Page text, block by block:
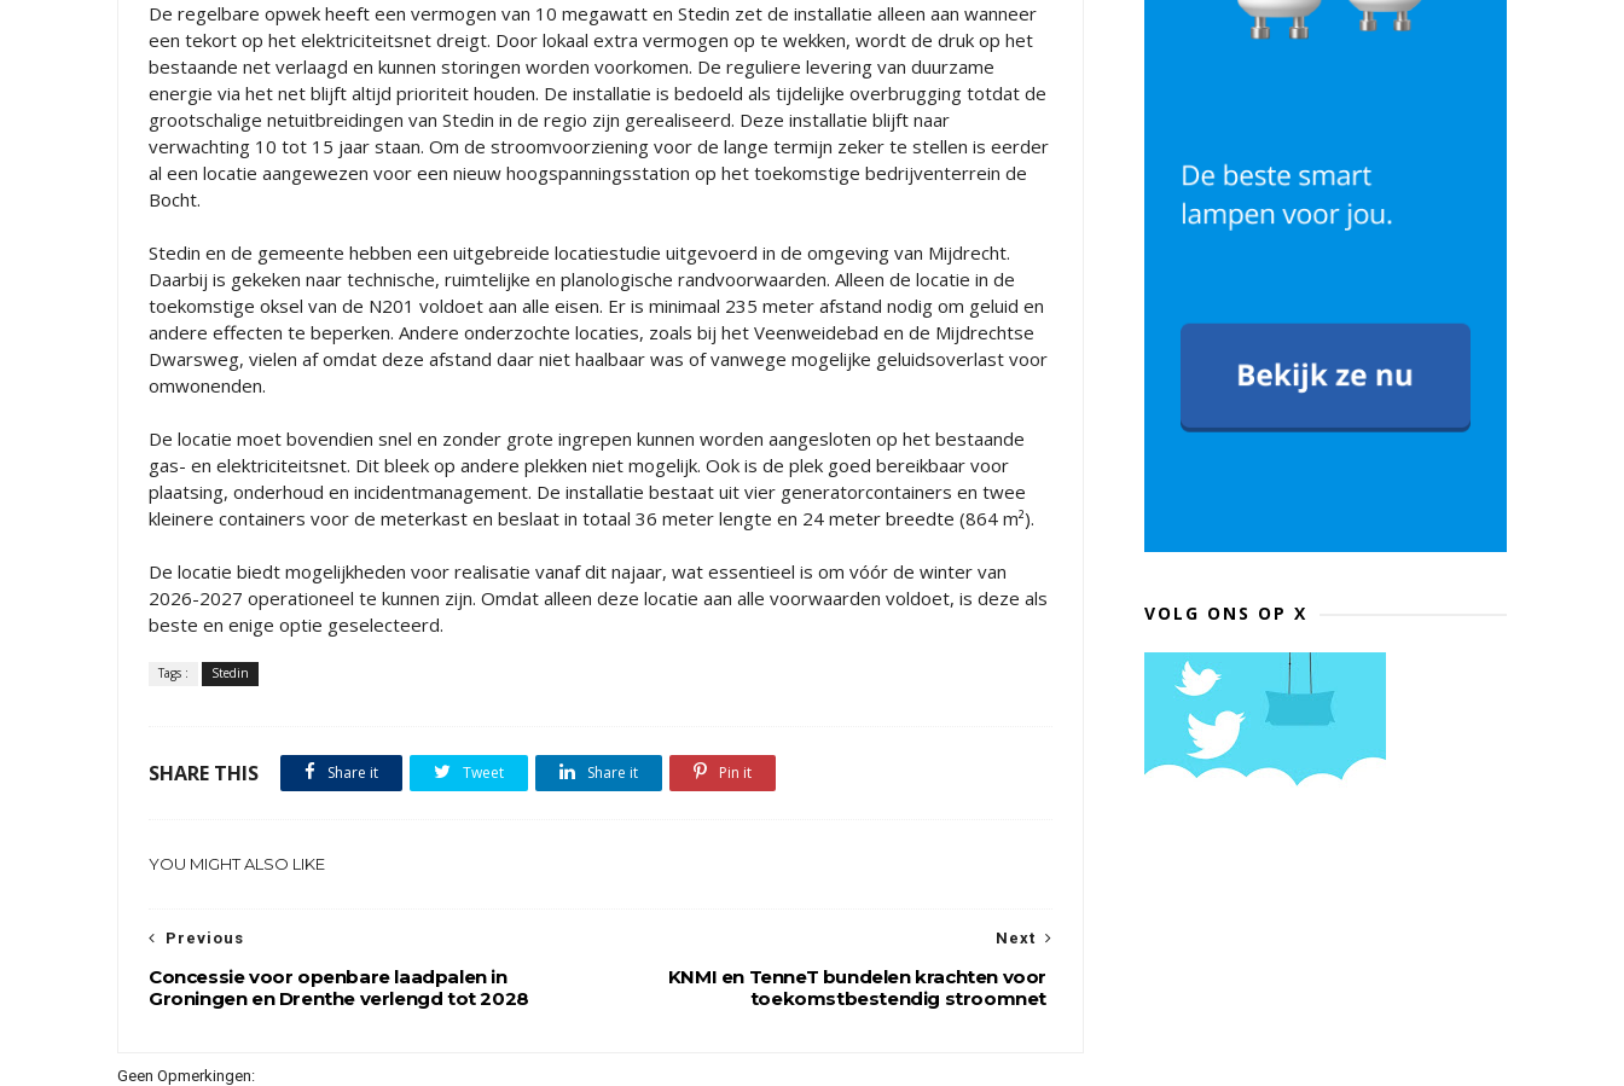
De regelbare opwek heeft een vermogen van 10 megawatt en Stedin zet de installatie alleen aan wanneer
een tekort op het elektriciteitsnet dreigt. Door lokaal extra vermogen op te wekken, wordt de druk op het
bestaande net verlaagd en kunnen storingen worden voorkomen. De reguliere levering van duurzame
energie via het net blijft altijd prioriteit houden. De installatie is bedoeld als tijdelijke overbrugging totdat de
grootschalige netuitbreidingen van Stedin in de regio zijn gerealiseerd. Deze installatie blijft naar
verwachting 10 tot 15 jaar staan. Om de stroomvoorziening voor de lange termijn zeker te stellen is eerder
al een locatie aangewezen voor een nieuw hoogspanningsstation op het toekomstige bedrijventerrein de
Bocht.
Stedin en de gemeente hebben een uitgebreide locatiestudie uitgevoerd in de omgeving van Mijdrecht.
Daarbij is gekeken naar technische, ruimtelijke en planologische randvoorwaarden. Alleen de locatie in de
toekomstige oksel van de N201 voldoet aan alle eisen. Er is minimaal 235 meter afstand nodig om geluid en
andere effecten te beperken. Andere onderzochte locaties, zoals bij het Veenweidebad en de Mijdrechtse
Dwarsweg, vielen af omdat deze afstand daar niet haalbaar was of vanwege mogelijke geluidsoverlast voor
omwonenden.
De locatie moet bovendien snel en zonder grote ingrepen kunnen worden aangesloten op het bestaande
gas- en elektriciteitsnet. Dit bleek op andere plekken niet mogelijk. Ook is de plek goed bereikbaar voor
plaatsing, onderhoud en incidentmanagement. De installatie bestaat uit vier generatorcontainers en twee
kleinere containers voor de meterkast en beslaat in totaal 36 meter lengte en 24 meter breedte (864 m²).
De locatie biedt mogelijkheden voor realisatie vanaf dit najaar, wat essentieel is om vóór de winter van
2026-2027 operationeel te kunnen zijn. Omdat alleen deze locatie aan alle voorwaarden voldoet, is deze als
beste en enige optie geselecteerd.
Tags : Stedin
SHARE THIS Share it Tweet Share it Pin it
YOU MIGHT ALSO LIKE
Next
KNMI en TenneT bundelen krachten voor
toekomstbestendig stroomnet
Previous
Concessie voor openbare laadpalen in
Groningen en Drenthe verlengd tot 2028
Geen Opmerkingen:
VOLG ONS OP X